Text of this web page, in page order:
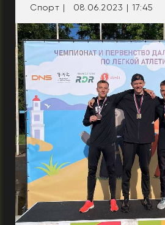
Спорт | 08.06.2023 | 17:45